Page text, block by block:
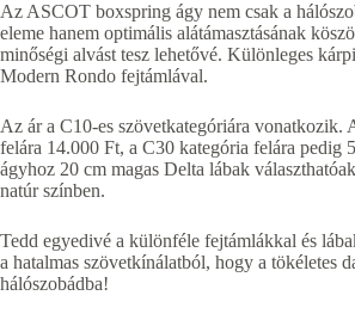
Az ASCOT boxspring ágy nem csak a
eleme hanem optimális alátámasztásának
minőségi alvást tesz lehetővé. Különleges
Modern Rondo fejtámlával.
Az ár a C10-es szövetkategóriára vonatkozik.
felára 14.000 Ft, a C30 kategória felára pedig
ágyhoz 20 cm magas Delta lábak
natúr színben.
Tedd egyedivé a különféle fejtámlákkal és
a hatalmas szövetkínálatból, hogy a tökéletes
hálószobádba!